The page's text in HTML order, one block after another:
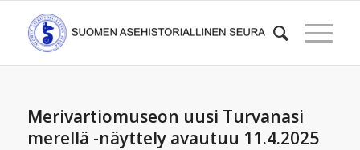
Merivartiomuseon uusi Turvanasi
merellä -näyttely avautuu 11.4.2025